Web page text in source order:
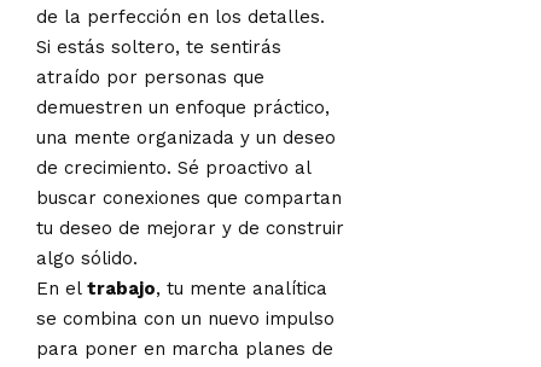
de la perfección en los detalles.
Si estás soltero, te sentirás
atraído por personas que
demuestren un enfoque práctico,
una mente organizada y un deseo
de crecimiento. Sé proactivo al
buscar conexiones que compartan
tu deseo de mejorar y de construir
algo sólido.
En el trabajo, tu mente analítica
se combina con un nuevo impulso
para poner en marcha planes de